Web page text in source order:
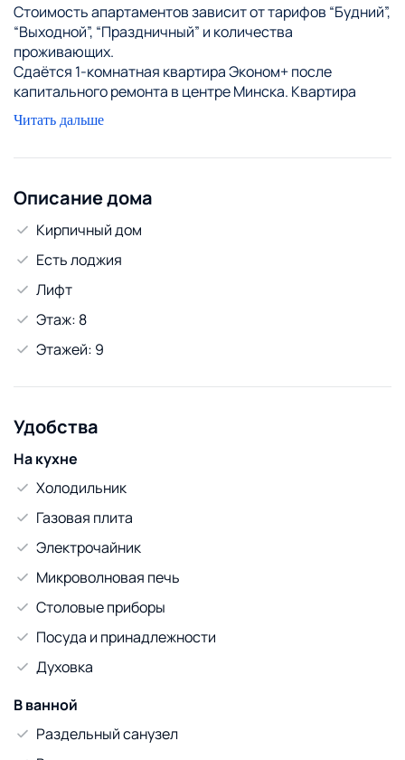
Стоимость апартаментов зависит от тарифов “Будний”,
“Выходной”, “Праздничный” и количества
проживающих.
Сдаётся 1-комнатная квартира Эконом+ после
капитального ремонта в центре Минска. Квартира
оборудована всем необходимым для максимально
комфортного проживания. В шаговой доступности
Белорусская Государственная Филармония,
Республиканский театр белорусской драматургии,
Комаровский рынок, Синагога Главная, Комсомольское
озеро, парк Победы, Троицкое предместье, популярная
улица Зыбицкая.
Читать дальше
Описание дома
Кирпичный дом
Есть лоджия
Лифт
Этаж: 8
Этажей: 9
Удобства
На кухне
Холодильник
Газовая плита
Электрочайник
Микроволновая печь
Столовые приборы
Посуда и принадлежности
Духовка
В ванной
Раздельный санузел